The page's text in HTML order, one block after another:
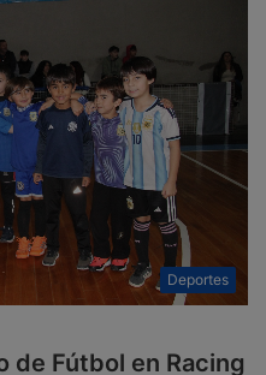
Deportes
de Fútbol en Racing